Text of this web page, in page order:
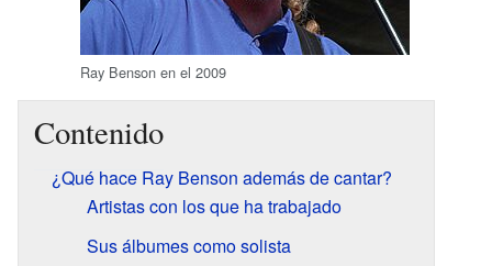
Ray Benson en el 2009
Contenido
¿Qué hace Ray Benson además de cantar?
Artistas con los que ha trabajado
Sus álbumes como solista